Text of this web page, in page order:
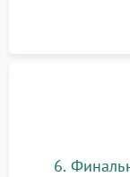
6.